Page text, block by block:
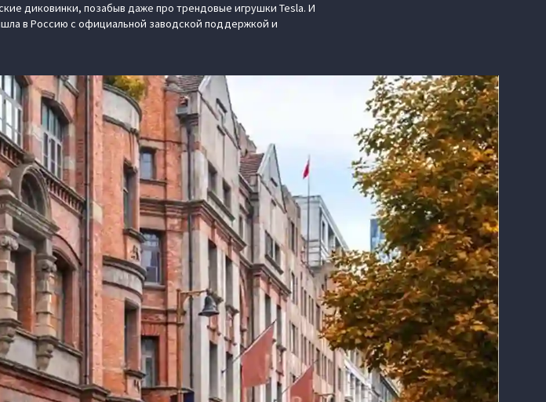
диковинки, позабыв даже про трендовые игрушки Tesla. И
в Россию с официальной заводской поддержкой и